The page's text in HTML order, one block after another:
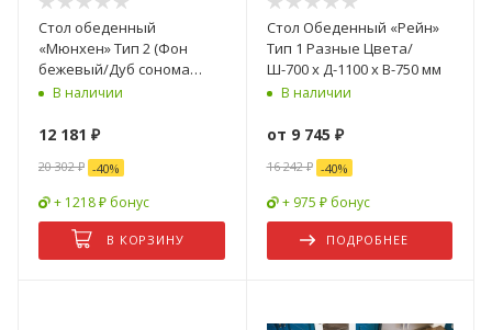
Стол обеденный
«Мюнхен» Тип 2 (Фон
бежевый/Дуб сонома
трюфель)/Ш-700 x
В наличии
12 181 ₽
20 302₽ -40%
+ 1218 ₽ бонус
В КОРЗИНУ
Стол Обеденный «Рейн»
Тип 1 Разные Цвета/
Ш-700 x Д-1100 x В-750 мм
В наличии
от 9 745 ₽
16 242 ₽ -40%
+ 975 ₽ бонус
ПОДРОБНЕЕ